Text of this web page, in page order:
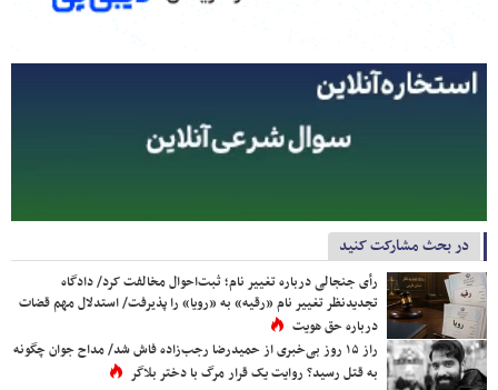
در بحث مشارکت کنید
رأی جنجالی درباره تغییر نام؛ ثبت‌احوال مخالفت کرد/ دادگاه
تجدیدنظر تغییر نام «رقیه» به «رویا» را پذیرفت/ استدلال مهم قضات
درباره حق هویت
راز ۱۵ روز بی‌خبری از حمیدرضا رجب‌زاده فاش شد/ مداح جوان چگونه
به قتل رسید؟ روایت یک قرار مرگ با دختر بلاگر